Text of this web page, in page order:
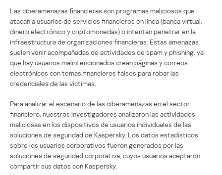
Las ciberamenazas financieras son programas maliciosos que
atacan a usuarios de servicios financieros en línea (banca virtual,
dinero electrónico y criptomonedas) o intentan penetrar en la
infraestructura de organizaciones financieras. Estas amenazas
suelen venir acompañadas de actividades de spam y phishing, ya
que hay usuarios malintencionados crean páginas y correos
electrónicos con temas financieros falsos para robar las
credenciales de las víctimas.
Para analizar el escenario de las ciberamenazas en el sector
financiero, nuestros investigadores analizaron las actividades
maliciosas en los dispositivos de usuarios individuales de las
soluciones de seguridad de Kaspersky. Los datos estadísticos
sobre los usuarios corporativos fueron generados por las
soluciones de seguridad corporativa, cuyos usuarios aceptaron
compartir sus datos con Kaspersky.